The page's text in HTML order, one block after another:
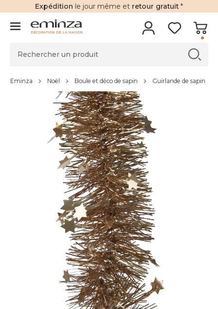
Expédition le jour même et retour gratuit *
DÉCORATION DE LA MAISON
Eminza Noël Boule et déco de sapin Guirlande de sapin